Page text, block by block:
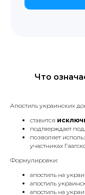
Что
Апостиль украинских
ставится
подтверждает
позволяет
участниках
Формулировки:
апостиль на
апостиль
апостиль на